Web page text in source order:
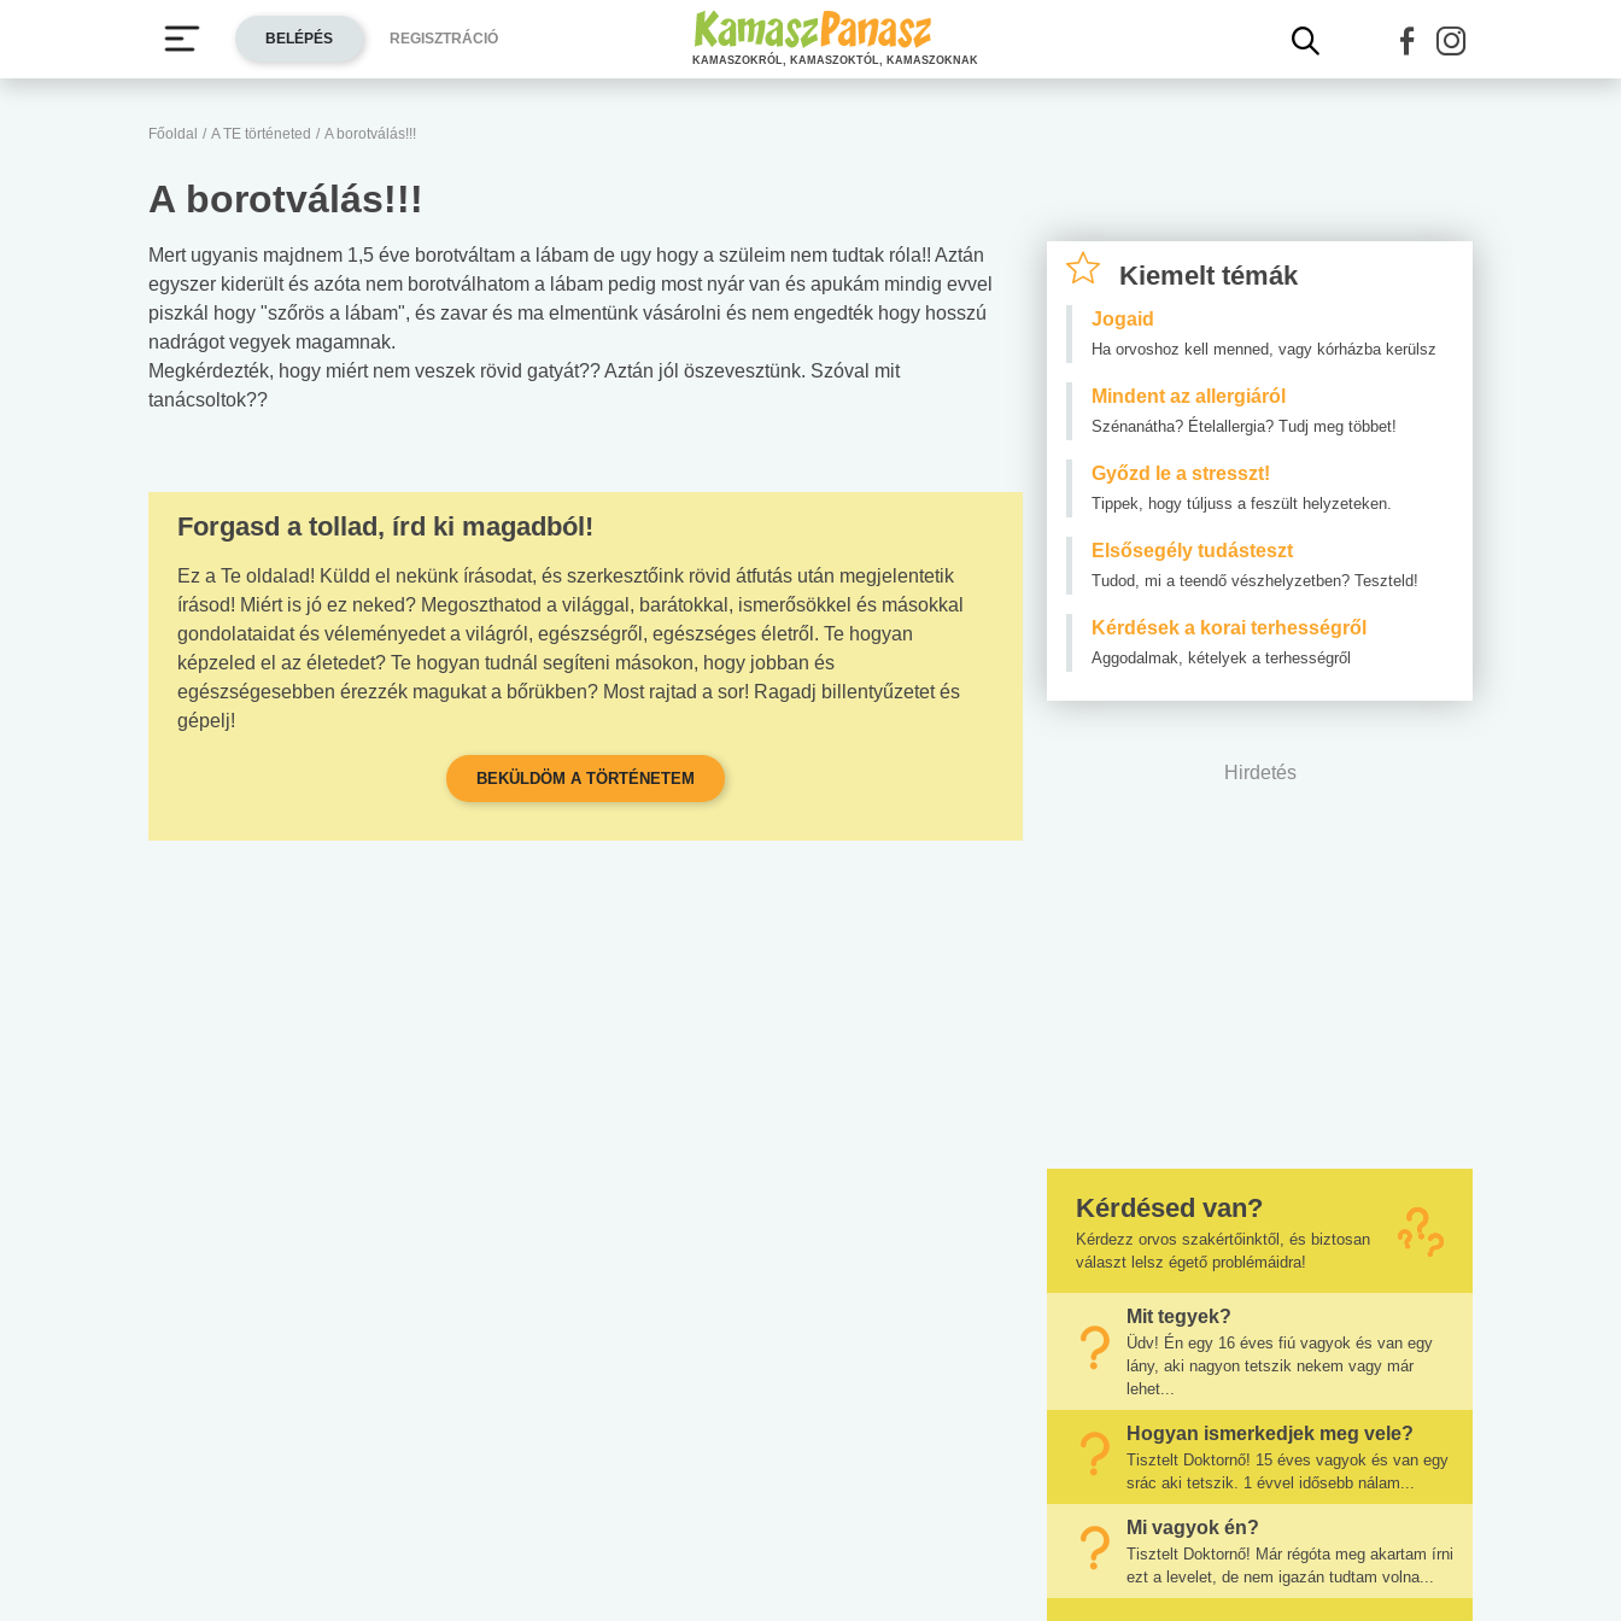
Főoldal / A TE történeted / A borotválás!!!
A borotválás!!!
Mert ugyanis majdnem 1,5 éve borotváltam a lábam de ugy hogy a szüleim nem tudtak róla!! Aztán
egyszer kiderült és azóta nem borotválhatom a lábam pedig most nyár van és apukám mindig evvel
piszkál hogy "szőrös a lábam", és zavar és ma elmentünk vásárolni és nem engedték hogy hosszú
nadrágot vegyek magamnak.
Megkérdezték, hogy miért nem veszek rövid gatyát?? Aztán jól öszevesztünk. Szóval mit
tanácsoltok??
Forgasd a tollad, írd ki magadból!
Ez a Te oldalad! Küldd el nekünk írásodat, és szerkesztőink rövid átfutás után megjelentetik
írásod! Miért is jó ez neked? Megoszthatod a világgal, barátokkal, ismerősökkel és másokkal
gondolataidat és véleményedet a világról, egészségről, egészséges életről. Te hogyan
képzeled el az életedet? Te hogyan tudnál segíteni másokon, hogy jobban és
egészségesebben érezzék magukat a bőrükben? Most rajtad a sor! Ragadj billentyűzetet és
gépelj!
BEKÜLDÖM A TÖRTÉNETEM
Kiemelt témák
Jogaid
Ha orvoshoz kell menned, vagy kórházba kerülsz
Mindent az allergiáról
Szénanátha? Ételallergia? Tudj meg többet!
Győzd le a stresszt!
Tippek, hogy túljuss a feszült helyzeteken.
Elsősegély tudásteszt
Tudod, mi a teendő vészhelyzetben? Teszteld!
Kérdések a korai terhességről
Aggodalmak, kételyek a terhességről
Hirdetés
Kérdésed van?
Kérdezz orvos szakértőinktől, és biztosan
választ lelsz égető problémáidra!
Mit tegyek?
Üdv! Én egy 16 éves fiú vagyok és van egy
lány, aki nagyon tetszik nekem vagy már
lehet...
Hogyan ismerkedjek meg vele?
Tisztelt Doktornő! 15 éves vagyok és van egy
srác aki tetszik. 1 évvel idősebb nálam...
Mi vagyok én?
Tisztelt Doktornő! Már régóta meg akartam írni
ezt a levelet, de nem igazán tudtam volna...
BELÉPÉS REGISZTRÁCIÓ
KAMASZOKRÓL, KAMASZOKTÓL, KAMASZOKNAK